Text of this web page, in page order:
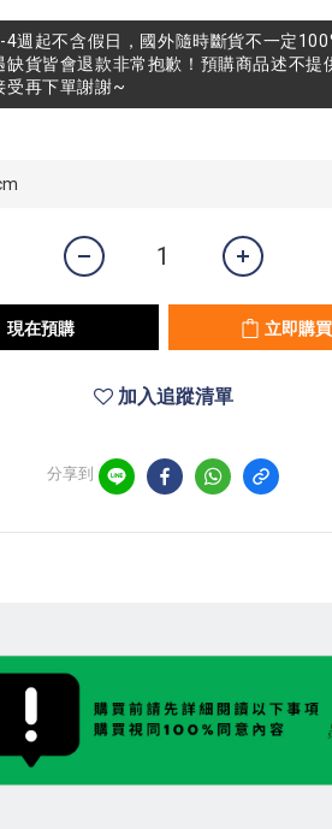
4週起不含假日，國外隨時斷貨不一定
缺貨皆會退款非常抱歉！預購商品述不提
受再下單謝謝~
現在預購 立即購買
加入追蹤清單
分享到